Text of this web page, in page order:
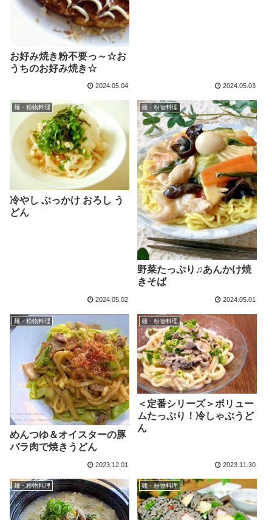
お好み焼き粉不要っ～☆お
うちのお好み焼き☆
2024.05.04 2024.05.03
麺・粉物料理
冷やし ぶっかけ おろし う
どん
2024.05.02
麺・粉物料理
野菜たっぷり♫あんかけ焼
きそば
2024.05.01
麺・粉物料理
めんつゆ＆オイスターの豚
バラ肉で焼きうどん
2023.12.01
麺・粉物料理
＜定番シリーズ＞ボリュー
ムたっぷり！冷しゃぶうど
ん
2023.11.30
麺・粉物料理 麺・粉物料理